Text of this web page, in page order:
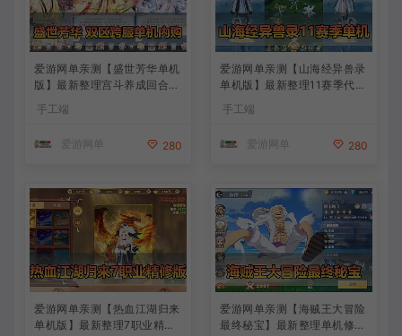
爱游网单亲测【盛世芳华单机
版】最新整理宫斗养成回合抽
一键端视频教学+linux手工外
手工端
爱游网单 280
爱游网单亲测【山海经异兽录
单机版】最新整理11赛季代金
模拟器手游 解压一键端 视频
手工端
爱游网单 280
爱游网单亲测【热血江湖归来
单机版】最新整理7职业精修
爱游网单亲测【海贼王大冒险
最终秘宝】最新整理单机修复